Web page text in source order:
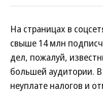
На страницах в
свыше 14 млн
дел, пожалуй,
большей аудитории.
неуплате налогов и